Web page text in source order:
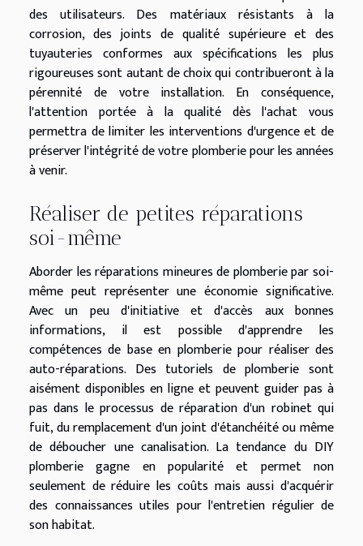
des utilisateurs. Des matériaux résistants à la
corrosion, des joints de qualité supérieure et des
tuyauteries conformes aux spécifications les plus
rigoureuses sont autant de choix qui contribueront à la
pérennité de votre installation. En conséquence,
l'attention portée à la qualité dès l'achat vous
permettra de limiter les interventions d'urgence et de
préserver l'intégrité de votre plomberie pour les années
à venir.
Réaliser de petites réparations
soi-même
Aborder les réparations mineures de plomberie par soi-
même peut représenter une économie significative.
Avec un peu d'initiative et d'accès aux bonnes
informations, il est possible d'apprendre les
compétences de base en plomberie pour réaliser des
auto-réparations. Des tutoriels de plomberie sont
aisément disponibles en ligne et peuvent guider pas à
pas dans le processus de réparation d'un robinet qui
fuit, du remplacement d'un joint d'étanchéité ou même
de déboucher une canalisation. La tendance du DIY
plomberie gagne en popularité et permet non
seulement de réduire les coûts mais aussi d'acquérir
des connaissances utiles pour l'entretien régulier de
son habitat.